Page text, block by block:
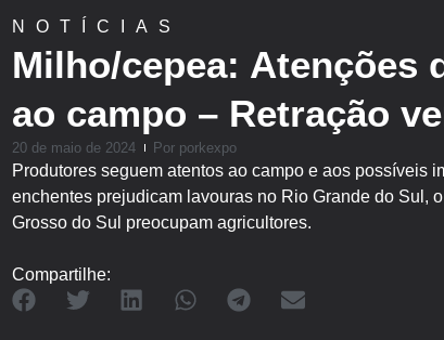
NOTÍCIAS
Milho/cepea: Atenções
ao campo – Retração
20 de maio de 2024 Por porkexpo
Produtores seguem atentos ao campo e aos possíveis
enchentes prejudicam lavouras no Rio Grande do Sul,
Grosso do Sul preocupam agricultores.
Compartilhe: